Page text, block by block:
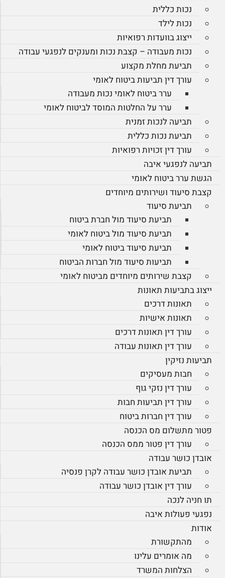
נכות כללית
נכות לילד
ייצוג בוועדות רפואיות
נכות מעבודה – קצבת נכות ומענקים לנפגעי עבודה
תביעת מחלת מקצוע
עורך דין תביעות ביטוח לאומי
ערר ביטוח לאומי נכות מעבודה
ערר על החלטות המוסד לביטוח לאומי
תביעה לנכות זמנית
תביעת נכות כללית
עורך דין זכויות רפואיות
תביעה לנפגעי איבה
הגשת ערר ביטוח לאומי
קצבת סיעוד ושירותים מיוחדים
תביעת סיעוד
תביעת סיעוד מול חברת ביטוח
תביעת סיעוד מול ביטוח לאומי
תביעת סיעוד ביטוח לאומי
תביעות סיעוד מול חברות הביטוח
קצבת שירותים מיוחדים מביטוח לאומי
ייצוג בתביעות תאונות
תאונות דרכים
תאונות אישיות
עורך דין תאונות דרכים
עורך דין תאונות עבודה
תביעות נזיקין
חבות מעסיקים
עורך דין נזקי גוף
עורך דין תביעות חבות
עורך דין חברות ביטוח
פטור מתשלום מס הכנסה
עורך דין פטור ממס הכנסה
אובדן כושר עבודה
תביעת אובדן כושר עבודה לקרן פנסיה
עורך דין אובדן כושר עבודה
תו חניה לנכה
נפגעי פעולות איבה
אודות
מהתקשורת
מה אומרים עלינו
הצלחות המשרד